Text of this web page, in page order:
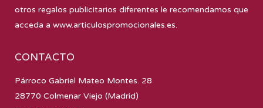
otros regalos publicitarios diferentes le recomendamos que
acceda a www.articulospromocionales.es.
CONTACTO
Párroco Gabriel Mateo Montes. 28
28770 Colmenar Viejo (Madrid)